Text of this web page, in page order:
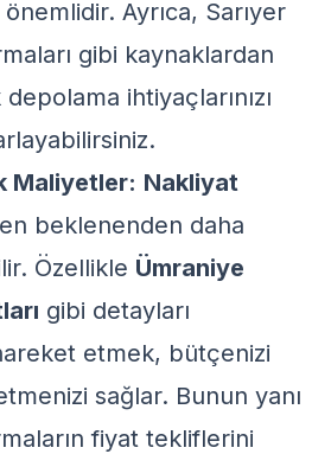
Ayrıca, Sarıyer
gibi kaynaklardan
ihtiyaçlarınızı
Maliyetler: Nakliyat
beklenenden daha
Özellikle Ümraniye
gibi detayları
etmek, bütçenizi
sağlar. Bunun yanı
fiyat tekliflerini